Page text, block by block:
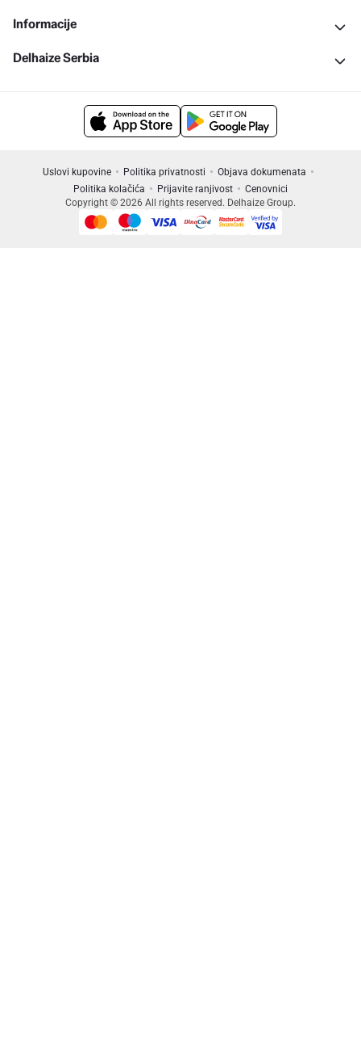
Informacije
Delhaize Serbia
Uslovi kupovine Politika privatnosti
Objava dokumenata
Politika kolačića
Prijavite ranjivost
Cenovnici
Copyright © 2026 All rights reserved. Delhaize Group.